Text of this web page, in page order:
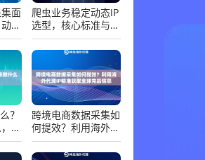
面
态
球
爬虫业务稳定动态IP
选型，核心标准与避
坑指南
？
优
跨境电商数据采集如
何提效？利用海外代
理IP精准获取全球竞
品信息